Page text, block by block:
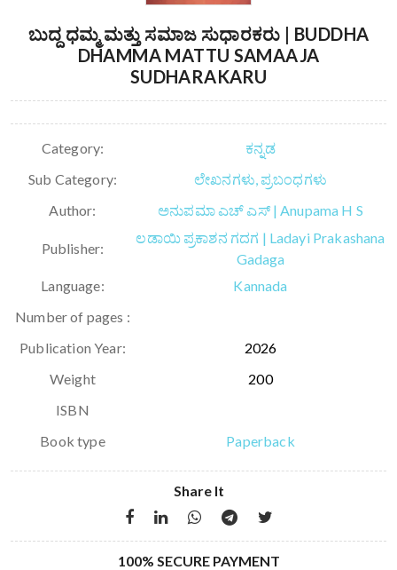
ಬುದ್ದ ಧಮ್ಮ ಮತ್ತು ಸಮಾಜ ಸುಧಾರಕರು | BUDDHA
DHAMMA MATTU SAMAAJA
SUDHARAKARU
Category:
ಕನ್ನಡ
Sub Category:
ಲೇಖನಗಳು, ಪ್ರಬಂಧಗಳು
Author:
ಅನುಪಮಾ ಎಚ್ ಎಸ್ | Anupama H S
Publisher:
ಲಡಾಯಿ ಪ್ರಕಾಶನ ಗದಗ | Ladayi Prakashana
Gadaga
Language:
Kannada
Number of pages :
Publication Year:
2026
Weight
200
ISBN
Book type
Paperback
Share It
100% SECURE PAYMENT